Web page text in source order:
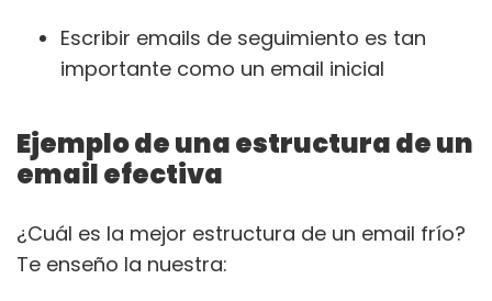
Escribir emails de seguimiento es tan
importante como un email inicial
Ejemplo de una estructura de un
email efectiva
¿Cuál es la mejor estructura de un email frío?
Te enseño la nuestra: